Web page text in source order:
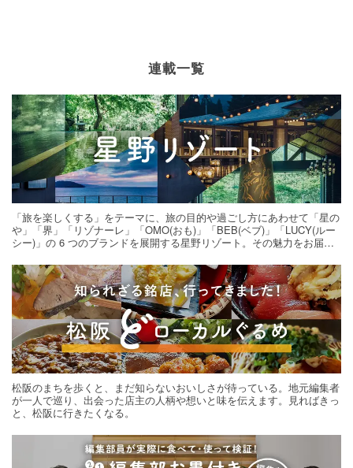
連載一覧
「旅を楽しくする」をテーマに、旅の目的や過ごし方にあわせて「星の
や」「界」「リゾナーレ」「OMO(おも)」「BEB(ベブ)」「LUCY(ルー
シー)」の 6 つのブランドを展開する星野リゾート。その魅力をお届け
松阪のまちを歩くと、まだ知らないおいしさが待っている。地元編集者
が一人で巡り、出会った店主の人柄や想いと味を伝えます。見ればきっ
と、松阪に行きたくなる。